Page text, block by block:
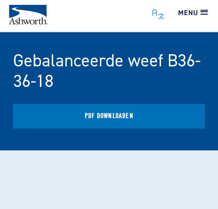
MENU
Gebalanceerde weef B36-
36-18
PDF DOWNLOADEN